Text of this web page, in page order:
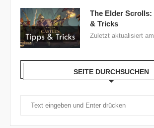
The Elder
& Tricks
Zuletzt aktualisiert
SEITE DURCHSUCHEN